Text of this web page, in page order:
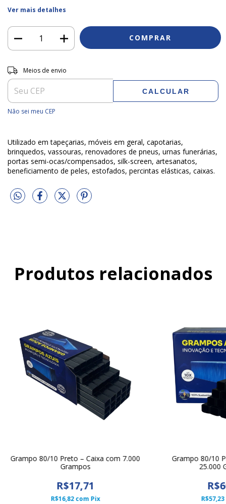
Ver mais detalhes
Entregas para o CEP:
Meios de envio
CALCULAR
Não sei meu CEP
Utilizado em tapeçarias, móveis em geral, capotarias,
brinquedos, vassouras, renovadores de pneus, urnas funerárias,
portas semi-ocas/compensados, silk-screen, artesanatos,
beneficiamento de peles, estofados, percintas elásticas, caixas.
Produtos relacionados
Grampo 80/10 Preto – Caixa com 7.000
Grampos
R$17,71
R$16,82com Pix
Grampo 80/10
25.000
R$57,23